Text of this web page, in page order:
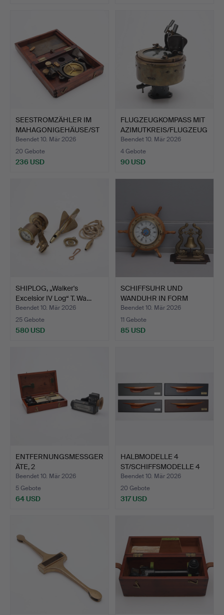
SEESTROMZÄHLER IM
MAHAGONIGEHÄUSE/ST
ROMZÄH…
Beendet 10. Mär 2026
20 Gebote
236 USD
FLUGZEUGKOMPASS MIT
AZIMUTKREIS/FLUGZEUG
KO…
Beendet 10. Mär 2026
4 Gebote
90 USD
SHIPLOG, „Walker's
Excelsior IV Log“ T. Wa…
Beendet 10. Mär 2026
25 Gebote
580 USD
SCHIFFSUHR UND
WANDUHR IN FORM
EINES SCHIF…
Beendet 10. Mär 2026
11 Gebote
85 USD
ENTFERNUNGSMESSGER
ÄTE, 2
STÜCK/ENTFERNUNGS…
Beendet 10. Mär 2026
5 Gebote
64 USD
HALBMODELLE 4
ST/SCHIFFSMODELLE 4
STÜCK, H…
Beendet 10. Mär 2026
20 Gebote
317 USD